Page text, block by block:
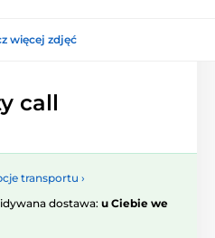
więcej zdjęć
call
transportu ›
dostawa: u Ciebie we